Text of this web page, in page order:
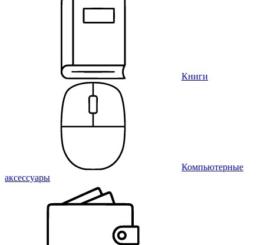
Книги
Компьютерные
аксессуары